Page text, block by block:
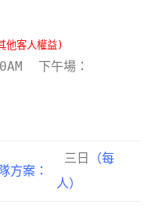
他客人權益)
下午場：
方案：
三日
（每
人）